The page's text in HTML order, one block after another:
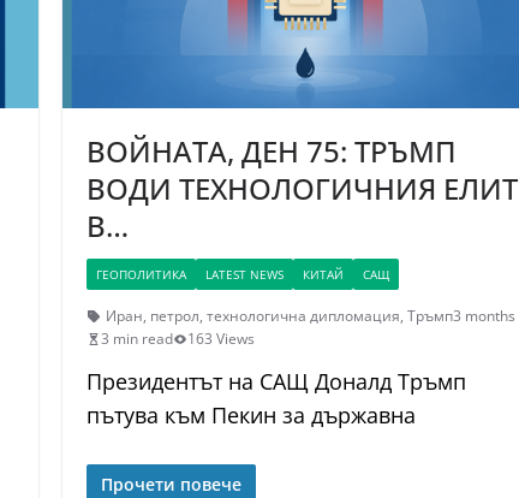
ВОЙНАТА, ДЕН 75: ТРЪМП
ВОДИ ТЕХНОЛОГИЧНИЯ ЕЛИТ
В…
ГЕОПОЛИТИКА LATEST NEWS КИТАЙ САЩ
Иран, петрол,технологична дипломация,Тръмп3 months
3 min read
163 Views
Президентът на САЩ Доналд Тръмп
пътува към Пекин за държавна
Прочети повече